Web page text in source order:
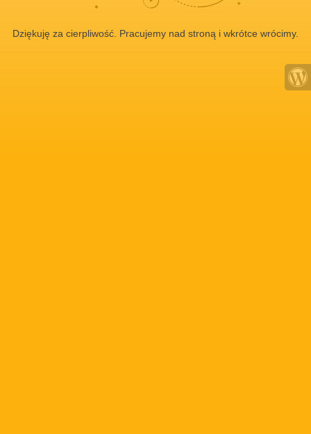
Dziękuję za cierpliwość. Pracujemy nad stroną i wkrótce wrócimy.